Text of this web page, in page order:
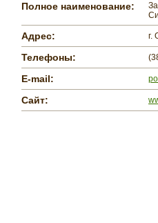
Полное наименование:
Адрес: г.
Телефоны:
E-mail:
Сайт: